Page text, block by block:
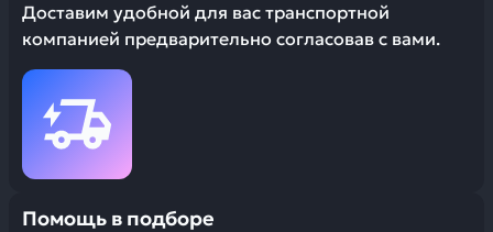
Доставим удобной для вас транспортной
компанией предварительно согласовав с вами.
Помощь в подборе